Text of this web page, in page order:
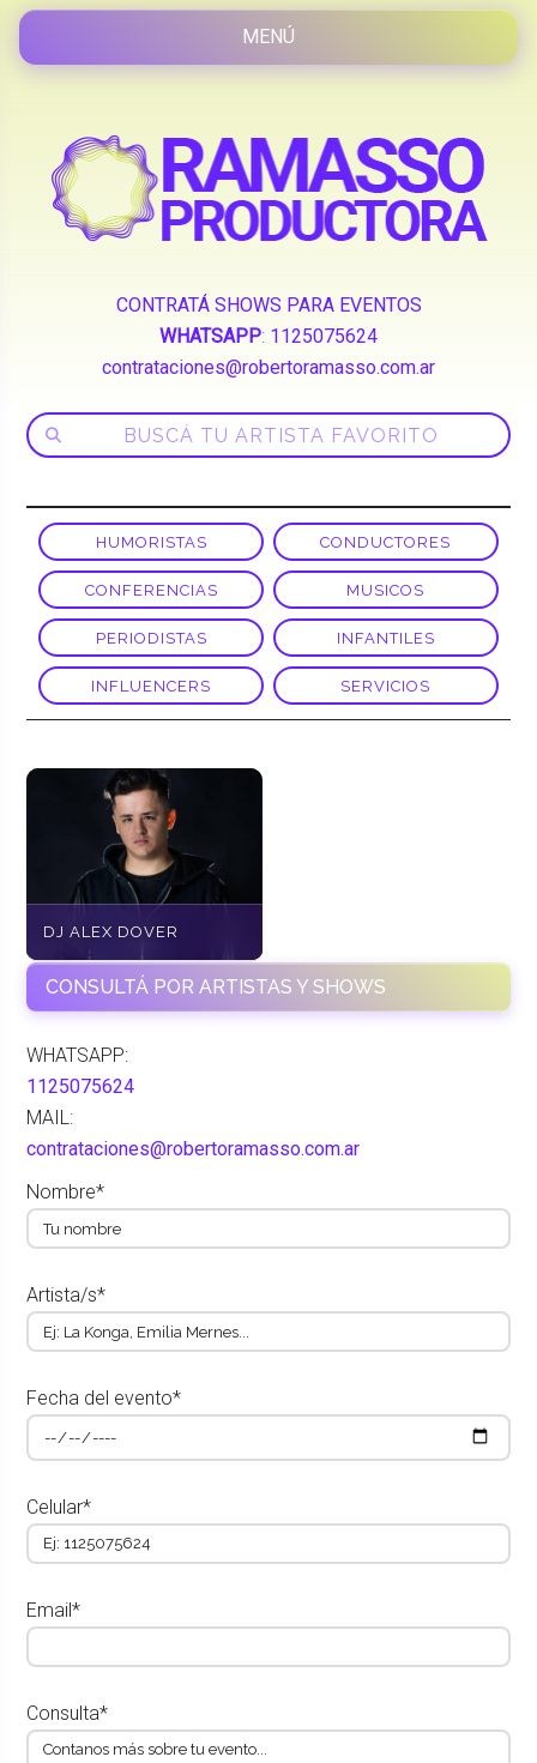
CONTRATÁ SHOWS PARA EVENTOS
WHATSAPP: 1125075624
contrataciones@robertoramasso.com.ar
HUMORISTAS CONDUCTORES
CONFERENCIAS MUSICOS
PERIODISTAS INFANTILES
INFLUENCERS SERVICIOS
DJ ALEX DOVER
CONSULTÁ POR ARTISTAS Y SHOWS
WHATSAPP:
1125075624
MAIL:
contrataciones@robertoramasso.com.ar
Nombre*
Artista/s*
Fecha del evento*
Celular*
Email*
Consulta*